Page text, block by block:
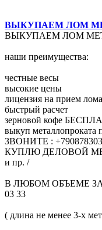
ВЫКУПАЕМ ЛОМ
ВЫКУПАЕМ ЛОМ
наши преимущества:
честные весы
высокие цены
лицензия на прием лома
быстрый расчет
зерновой кофе
выкуп металлопроката
ЗВОНИТЕ :
КУПЛЮ ДЕЛОВОЙ
и пр. /
В ЛЮБОМ ОБЪЕМЕ ЗА
03 33
( длина не менее 3-х